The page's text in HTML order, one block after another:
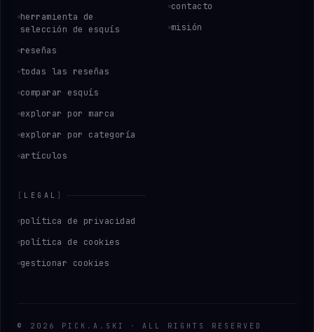
herramienta de
selección de esquís
reseñas
todas las reseñas
comparar esquís
explorar por marca
explorar por categoría
artículos
contacto
misión
LEGAL
política de privacidad
política de cookies
gestionar cookies
© 2026 PICK . A . SKI · ALL RIGHTS RESERVED